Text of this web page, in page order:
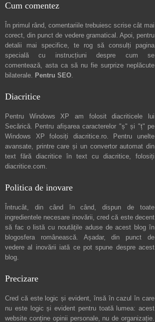
Cum comentez
În primul rând, comentariile trebuiesc scrise cât mai
corect, din punct de vedere gramatical. Apoi, pentru
detalii mai specifice, te rog să consulți pagina
specială cu instrucțiuni despre cum se
comentează, asta ca să nu fie surprize neplăcute
bilaterale. Pentru SEO.
Diacritice
Pentru Windows XP am folosit diacriticele lui
Secărică. Pentru afișarea caracterelor "ș" și "ț" pe
Windows XP folosiți diacritice.ro. Pentru unelte
avansate, printre care și un convertor automat din
text fără diacritice în text cu diacritice, folosiți
diacritice.com.
Politica de inovare
Întrucât, din când în când, dispun de toate
ingredientele necesare inovării, cred că este decent
să fac o listă cu noutățile aduse de acest blog în
blogosfera românească. Așadar, din punct de
vedere al inovării iată ce pot spune despre acest
blog.
Precizare
Cred că este logic și evident, însă în cazul în care
nu este logic și evident pentru toată lumea: acest
website conține opinii personale, nu de organizație.